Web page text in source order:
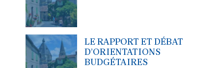
LE RAPPORT ET DÉBAT
D’ORIENTATIONS
BUDGÉTAIRES